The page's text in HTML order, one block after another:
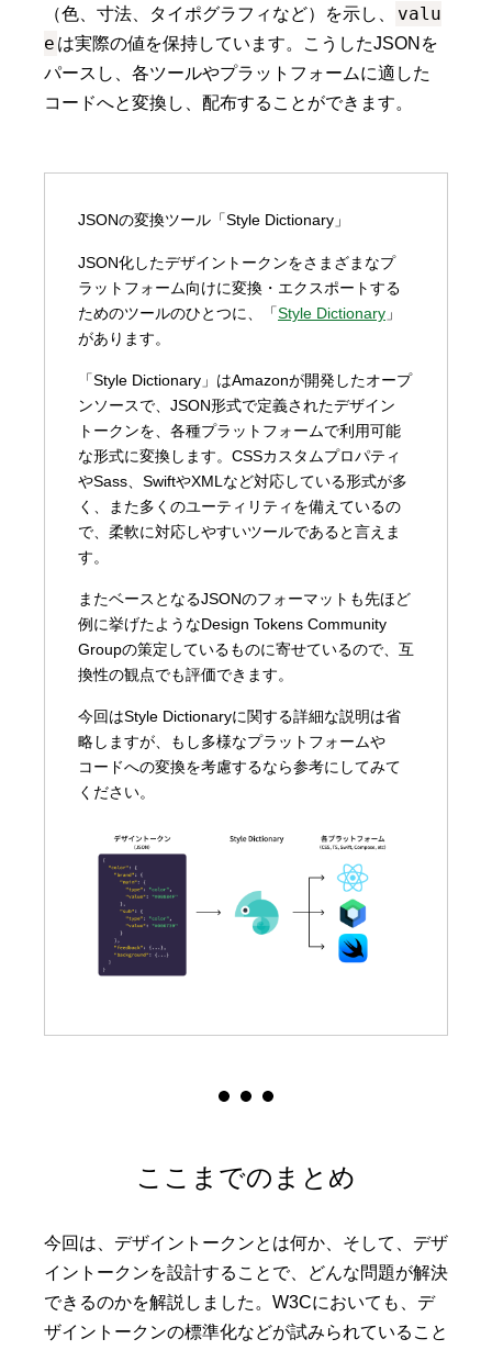
（色、寸法、タイポグラフィなど）を示し、
valu
e は実際の値を保持しています。こうしたJSONを
パースし、各ツールやプラットフォームに適した
コードへと変換し、配布することができます。
JSONの変換ツール「Style Dictionary」
JSON化したデザイントークンをさまざまなプ
ラットフォーム向けに変換・エクスポートする
ためのツールのひとつに、「Style Dictionary 」
があります。
「Style Dictionary」はAmazonが開発したオープ
ンソースで、JSON形式で定義されたデザイン
トークンを、各種プラットフォームで利用可能
な形式に変換します。CSSカスタムプロパティ
やSass、SwiftやXMLなど対応している形式が多
く、また多くのユーティリティを備えているの
で、柔軟に対応しやすいツールであると言えま
す。
またベースとなるJSONのフォーマットも先ほど
例に挙げたようなDesign Tokens Community
Groupの策定しているものに寄せているので、互
換性の観点でも評価できます。
今回はStyle Dictionaryに関する詳細な説明は省
略しますが、もし多様なプラットフォームや
コードへの変換を考慮するなら参考にしてみて
ください。
ここまでのまとめ
今回は、デザイントークンとは何か、そして、デザ
イントークンを設計することで、どんな問題が解決
できるのかを解説しました。W3Cにおいても、デ
ザイントークンの標準化などが試みられていること